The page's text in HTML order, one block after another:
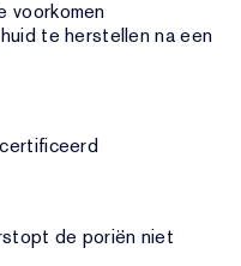
voorkomen
te herstellen na een
de poriën niet